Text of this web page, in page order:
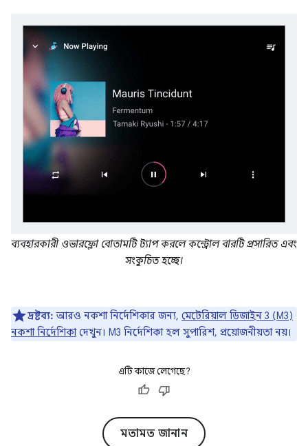
ব্যবহারকারী ওভারফ্লো বোতামটি ট্যাপ করলে কন্ট্রোল বারটি প্রসারিত এবং
সংকুচিত হচ্ছে।
দ্রষ্টব্য: আরও নকশা নির্দেশিকার জন্য, মেটেরিয়াল ডিজাইন 3 (M3)
নকশা নির্দেশিকাদেখুন। M3 নির্দেশিকা হল সুপারিশ, প্রয়োজনীয়তা নয়।
এটি কাজে লেগেছে?
মতামত জানান